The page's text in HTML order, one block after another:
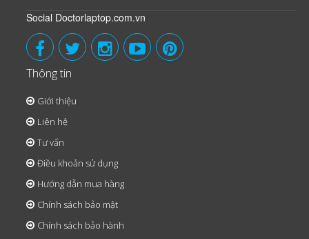
Social Doctorlaptop.com.vn
Thông tin
Giới thiệu
Liên hệ
Tư vấn
Điều khoản sử dụng
Hướng dẫn mua hàng
Chính sách bảo mật
Chính sách bảo hành